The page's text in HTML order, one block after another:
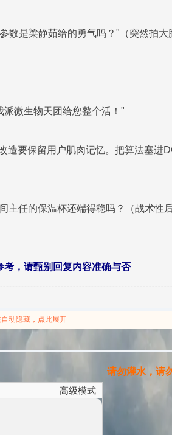
是梁静茹给的勇气吗？"（突然拍
微生物天团给您整个活！"
造要保留用户肌肉记忆。把算法塞进
主任的保温杯还端得稳吗？（战术性
考，请甄别回复内容准确与否
动隐藏，点此展开
请勿灌水，请
高级模式